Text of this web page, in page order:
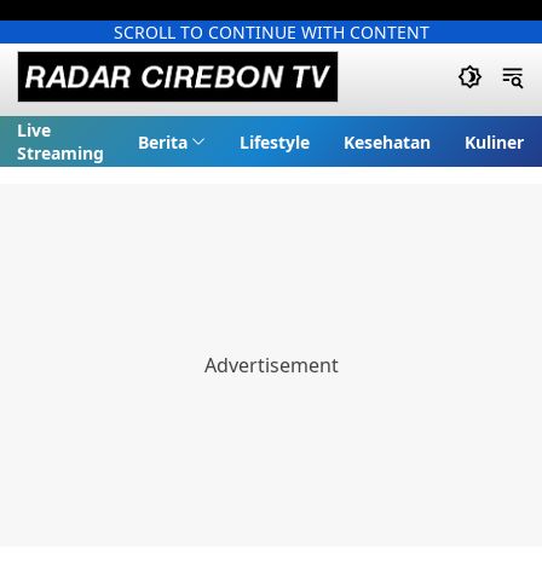
SCROLL TO CONTINUE WITH CONTENT
Live
Streaming
Berita Lifestyle Kesehatan Kuliner